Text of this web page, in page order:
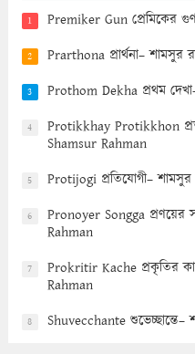
1 Premiker Gun প্রেমিকের
2 Prarthona প্রার্থনা– শামসুর
3 Prothom Dekha প্রথম
4
Protikkhay Protikkhon
Shamsur Rahman
5 Protijogi প্রতিযোগী–
6
Pronoyer Songga প্রণয়ের
Rahman
7
Prokritir Kache প্রকৃতির
Rahman
8 Shuvecchante